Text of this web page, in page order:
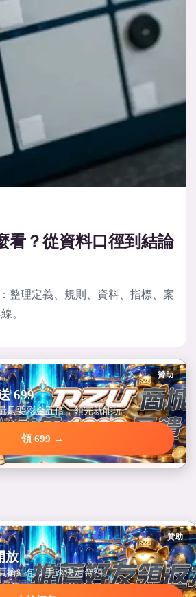
看？從資料口徑到結論
整理定義、規則、資料、指標、案
。
贊助
699
只要彩金五倍，領完就能玩。
領 699 →
贊助
放
搶紅包，手速決定金額。